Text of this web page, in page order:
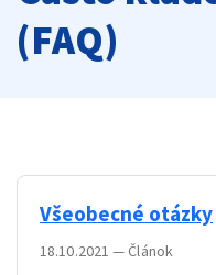
(FAQ)
Všeobecné otázky
18.10.2021 — Článok